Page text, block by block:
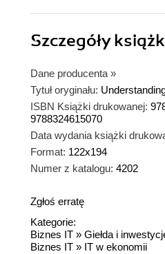
Szczegóły
Dane producenta »
Tytuł oryginału:
ISBN Książki drukowanej:
9788324615070
Data wydania książki
Format: 122x194
Numer z katalogu: 4202
Zgłoś erratę
Kategorie:
Biznes IT » Giełda i
Biznes IT » IT w ekonomii